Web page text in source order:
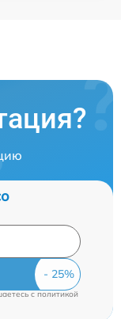
cполитикой